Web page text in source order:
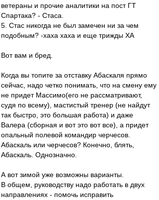
ветераны и прочие аналитики на пост ГТ
Спартака? - Стаса.
5. Стас никогда не был замечен ни за чем
подобным? -хаха хаха и еще трижды ХА
Вот вам и бред.
Когда вы топите за отставку Абаскаля прямо
сейчас, надо четко понимать, что на смену ему
не придет Массимо(его не рассматривают,
судя по всему), мастистый тренер (не найдут
так быстро, это большая работа) и даже
Валера (сборная и вот это вот все), а придет
опальный полевой командир черчесов.
Абаскаль или черчесов? Конечно, блять,
Абаскаль. Однозначно.
А вот зимой уже возможны варианты.
В общем, руководству надо работать в двух
направлениях - помочь исправить